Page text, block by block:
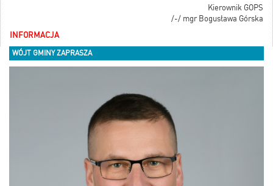
Kierownik GOPS
/-/ mgr Bogusława Górska
INFORMACJA
WÓJT GMINY ZAPRASZA